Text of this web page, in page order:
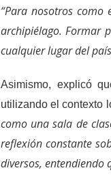
“Para nosotros
archipiélago. Formar
cualquier lugar del
Asimismo, explicó
utilizando el contexto
como una sala de
reflexión constante
diversos, entendiendo